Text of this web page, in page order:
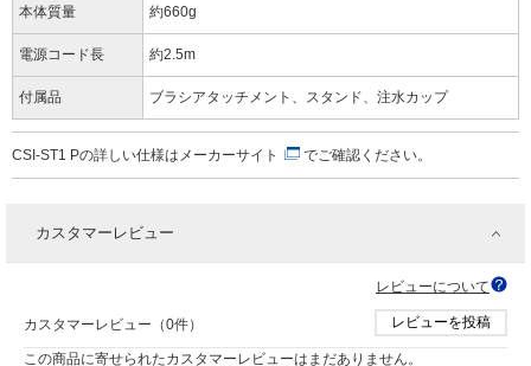
本体質量 約660g
電源コード長 約2.5m
付属品 ブラシアタッチメント、スタンド、注水カップ
CSI-ST1 Pの詳しい仕様は メーカーサイト でご確認ください。
カスタマーレビュー
レビューについて
カスタマーレビュー（0件） レビューを投稿
この商品に寄せられたカスタマーレビューはまだありません。